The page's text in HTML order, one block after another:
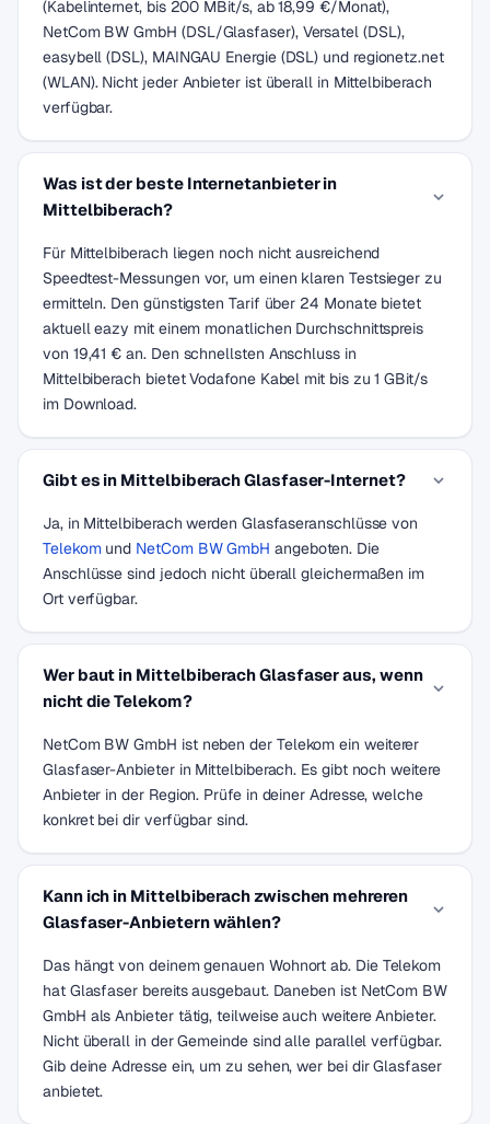
(Kabelinternet, bis 200 MBit/s, ab 18,99 €/Monat),
NetCom BW GmbH (DSL/Glasfaser), Versatel (DSL),
easybell (DSL), MAINGAU Energie (DSL) und regionetz.net
(WLAN). Nicht jeder Anbieter ist überall in Mittelbiberach
verfügbar.
Was ist der beste Internetanbieter in
Mittelbiberach?
Für Mittelbiberach liegen noch nicht ausreichend
Speedtest-Messungen vor, um einen klaren Testsieger zu
ermitteln. Den günstigsten Tarif über 24 Monate bietet
aktuell eazy mit einem monatlichen Durchschnittspreis
von 19,41 € an. Den schnellsten Anschluss in
Mittelbiberach bietet Vodafone Kabel mit bis zu 1 GBit/s
im Download.
Gibt es in Mittelbiberach Glasfaser-Internet?
Ja, in Mittelbiberach werden Glasfaseranschlüsse von
Telekomund NetCom BW GmbH angeboten. Die
Anschlüsse sind jedoch nicht überall gleichermaßen im
Ort verfügbar.
Wer baut in Mittelbiberach Glasfaser aus, wenn
nicht die Telekom?
NetCom BW GmbH ist neben der Telekom ein weiterer
Glasfaser-Anbieter in Mittelbiberach. Es gibt noch weitere
Anbieter in der Region. Prüfe in deiner Adresse, welche
konkret bei dir verfügbar sind.
Kann ich in Mittelbiberach zwischen mehreren
Glasfaser-Anbietern wählen?
Das hängt von deinem genauen Wohnort ab. Die Telekom
hat Glasfaser bereits ausgebaut. Daneben ist NetCom BW
GmbH als Anbieter tätig, teilweise auch weitere Anbieter.
Nicht überall in der Gemeinde sind alle parallel verfügbar.
Gib deine Adresse ein, um zu sehen, wer bei dir Glasfaser
anbietet.